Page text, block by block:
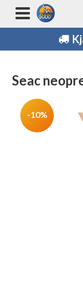
Seac
-10%